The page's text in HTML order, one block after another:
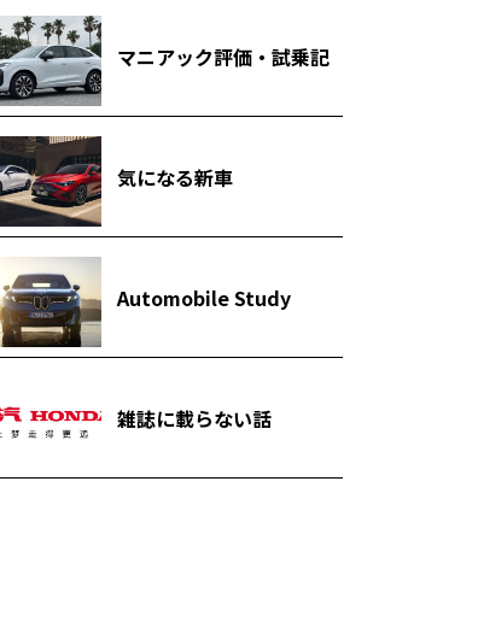
マニアック評価・試乗記
気になる新車
Automobile Study
雑誌に載らない話